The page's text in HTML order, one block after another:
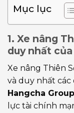
Mục lục
1. Xe nâng
duy nhất
Xe nâng Thiên
và duy nhất các
Hangcha Group
lực tài chính